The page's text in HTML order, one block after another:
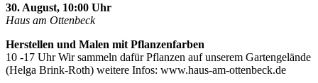
30. August, 10:00 Uhr
Haus am Ottenbeck
Herstellen und Malen mit Pflanzenfarben
10 -17 Uhr Wir sammeln dafür Pflanzen auf unserem Gartengelände
(Helga Brink-Roth) weitere Infos: www.haus-am-ottenbeck.de